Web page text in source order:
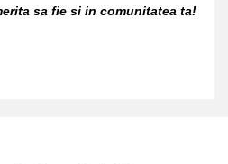
sa fie si in comunitatea ta!